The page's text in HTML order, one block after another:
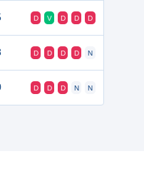
D V D D D
D D D D N
D D D N N